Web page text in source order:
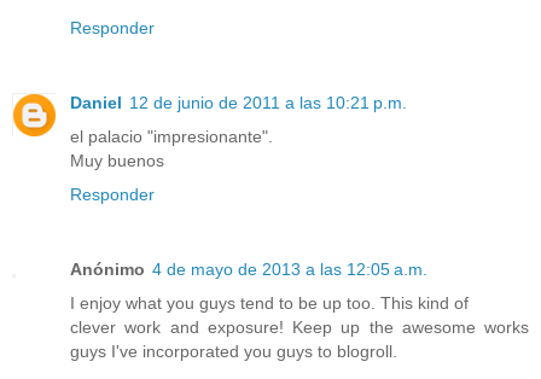
Responder
Daniel 12 de junio de 2011 a las 10:21 p.m.
el palacio "impresionante".
Muy buenos
Responder
Anónimo 4 de mayo de 2013 a las 12:05 a.m.
I enjoy what you guys tend to be up too. This kind of
clever work and exposure! Keep up the awesome works
guys I've incorporated you guys to blogroll.